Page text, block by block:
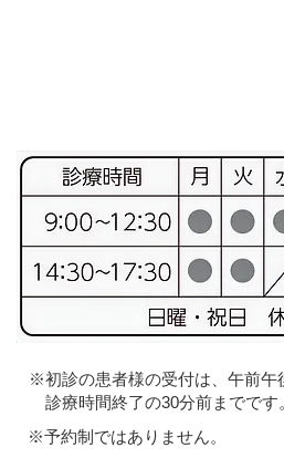
※初診の患者様の受付は、午前午
診療時間終了の30分前までです
​※予約制ではありません。